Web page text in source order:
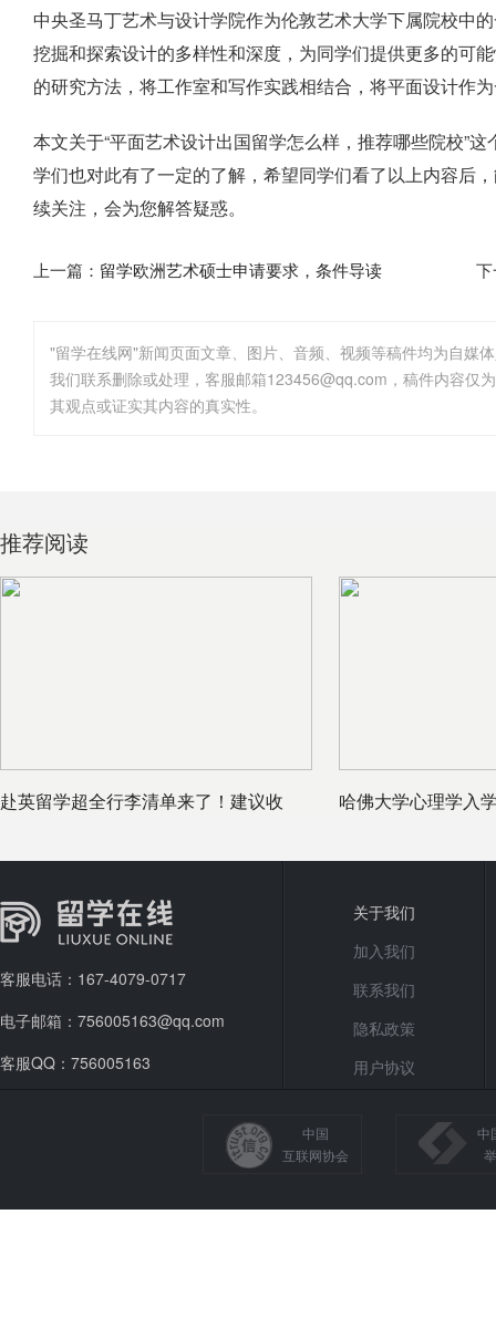
中央圣马丁艺术与设计学院作为伦敦艺术大学下属院校中
挖掘和探索设计的多样性和深度，为同学们提供更多的可
的研究方法，将工作室和写作实践相结合，将平面设计作
本文关于“平面艺术设计出国留学怎么样，推荐哪些院校”
学们也对此有了一定的了解，希望同学们看了以上内容后
续关注，会为您解答疑惑。
上一篇： 留学欧洲艺术硕士申请要求，条件导读
"留学在线网"新闻页面文章、图片、音频、视频等稿件均为自媒
其观点或证实其内容的真实性。
推荐阅读
赴英留学超全行李清单来了！建议收
哈佛大学心理学入
客服电话：167-4079-0717
电子邮箱：756005163@qq.com
客服QQ：756005163
关于我们
加入我们
联系我们
隐私政策
用户协议
中国
互联网协会
中